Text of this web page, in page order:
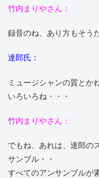
竹内まりやさん：
録音のね、あり方もそう
達郎氏：
ミュージシャンの質とか
いろいろね・・・
竹内まりやさん：
でもね、あれは、達郎の
サンブル・・
すべてのアンサンブルが